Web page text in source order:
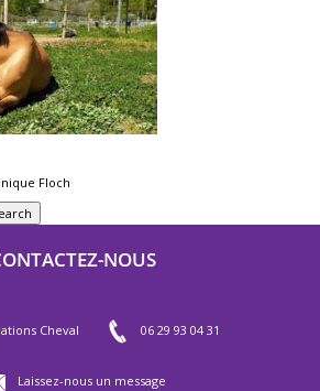
Floch
NOUS
Cheval 06 29 93 04 31
Laissez-nous un message